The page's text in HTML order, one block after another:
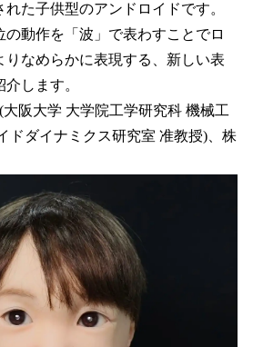
た子供型のアンドロイドです。
の動作を「波」で表わすことでロ
りなめらかに表現する、新しい表
します。
阪大学 大学院工学研究科 機械工
ドダイナミクス研究室 准教授)、株